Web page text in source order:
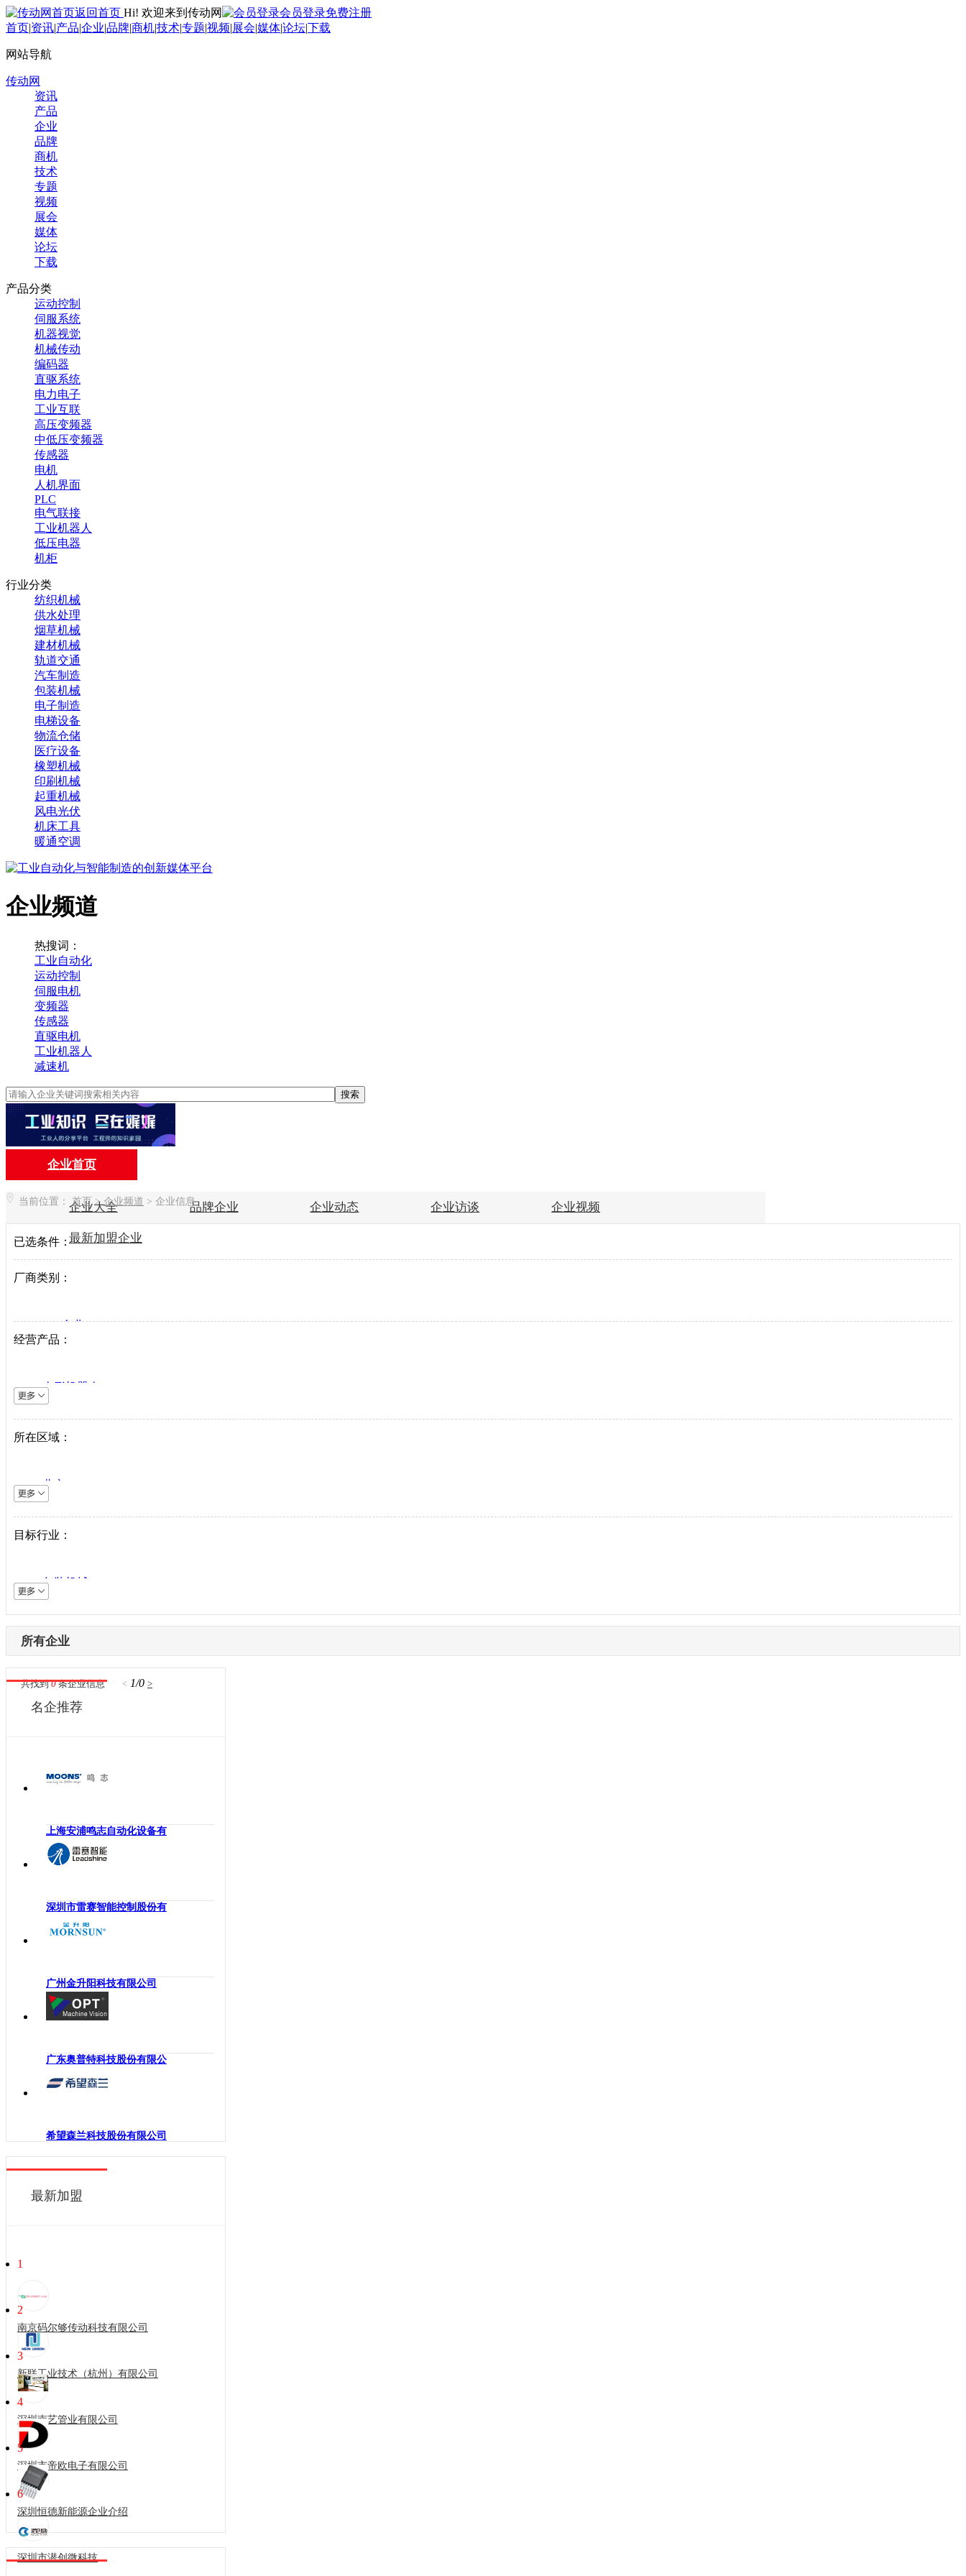
返回首页 Hi! 欢迎来到传动网 会员登录免费注册
首页|资讯|产品|企业|品牌|商机|技术|专题|视频|展会|媒体|论坛|下载
网站导航
传动网
资讯
产品
企业
品牌
商机
技术
专题
视频
展会
媒体
论坛
下载
产品分类
运动控制
伺服系统
机器视觉
机械传动
编码器
直驱系统
电力电子
工业互联
高压变频器
中低压变频器
传感器
电机
人机界面
PLC
电气联接
工业机器人
低压电器
机柜
行业分类
纺织机械
供水处理
烟草机械
建材机械
轨道交通
汽车制造
包装机械
电子制造
电梯设备
物流仓储
医疗设备
橡塑机械
印刷机械
起重机械
风电光伏
机床工具
暖通空调
企业频道
热搜词：
工业自动化
运动控制
伺服电机
变频器
传感器
直驱电机
工业机器人
减速机
搜索
企业首页
企业大全 品牌企业 企业动态 企业访谈 企业视频
最新加盟企业
当前位置： 首页 > 企业频道 > 企业信息
已选条件：
厂商类别：
VIP企业
生产商
系统集成商
经营产品：
人形机器人
逆变器
机床设备
直驱驱动器
工业机器人
伺服电机
中低压变频器
工业以太网
激光设备
其他机械设备
机器视觉
高压变频器
伺服驱动器
电气连接
传感器
运动控制
低压电器
工业交换机
机械传动
工业通讯
机柜
执行机构
电力电子
工业电机
所在区域：
北京
上海
天津
山西
内蒙古
辽宁
吉林
黑龙江
江苏
江西
河南
湖北
广西
海南
贵州
云南
西藏
甘肃
青海
新疆
澳门
台湾
目标行业：
包装机械
采矿机械
电子制造
纺织机械
供水处理
轨道交通
机床工具
起重机械
风电光伏
烟草机械
印刷机械
物流仓储
所有企业
共找到 0 条企业信息 < 1/0 >
名企推荐
上海安浦鸣志自动化设备有
深圳市雷赛智能控制股份有
广州金升阳科技有限公司
广东奥普特科技股份有限公
希望森兰科技股份有限公司
最新加盟
1
南京码尔够传动科技有限公司
2
新联工业技术（杭州）有限公司
3
深圳南艺管业有限公司
4
深圳市帝欧电子有限公司
5
深圳恒德新能源企业介绍
6
深圳市潜创微科技